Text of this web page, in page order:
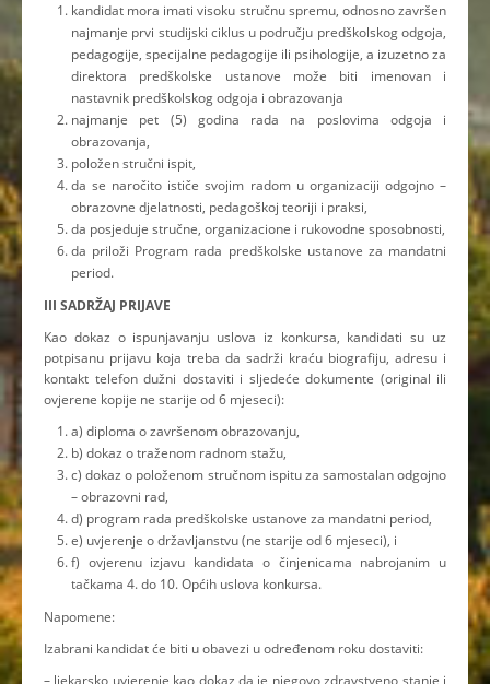
kandidat mora imati visoku stručnu spremu, odnosno završen
najmanje prvi studijski ciklus u području predškolskog odgoja,
pedagogije, specijalne pedagogije ili psihologije, a izuzetno za
direktora predškolske ustanove može biti imenovan i
nastavnik predškolskog odgoja i obrazovanja
najmanje pet (5) godina rada na poslovima odgoja i
obrazovanja,
položen stručni ispit,
da se naročito ističe svojim radom u organizaciji odgojno –
obrazovne djelatnosti, pedagoškoj teoriji i praksi,
da posjeduje stručne, organizacione i rukovodne sposobnosti,
da priloži Program rada predškolske ustanove za mandatni
period.
III SADRŽAJ PRIJAVE
Kao dokaz o ispunjavanju uslova iz konkursa, kandidati su uz
potpisanu prijavu koja treba da sadrži kraću biografiju, adresu i
kontakt telefon dužni dostaviti i sljedeće dokumente (original ili
ovjerene kopije ne starije od 6 mjeseci):
a) diploma o završenom obrazovanju,
b) dokaz o traženom radnom stažu,
c) dokaz o položenom stručnom ispitu za samostalan odgojno
– obrazovni rad,
d) program rada predškolske ustanove za mandatni period,
e) uvjerenje o državljanstvu (ne starije od 6 mjeseci), i
f) ovjerenu izjavu kandidata o činjenicama nabrojanim u
tačkama 4. do 10. Općih uslova konkursa.
Napomene:
Izabrani kandidat će biti u obavezi u određenom roku dostaviti: